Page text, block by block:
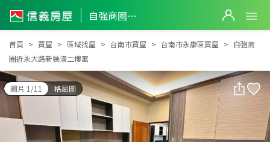
自強商圈近永大路新裝潢二樓寓
自強商圈近永大路新裝潢二樓寓
首頁 買屋 區域找屋 台南市買屋 台南市永康區買屋
自強商
圈近永大路新裝潢二樓寓
圖片 1/11 格局圖